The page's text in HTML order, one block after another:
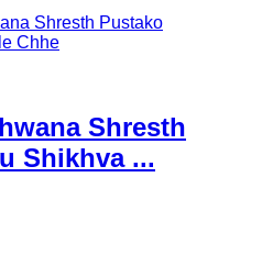
Shresth
Shikhva ...